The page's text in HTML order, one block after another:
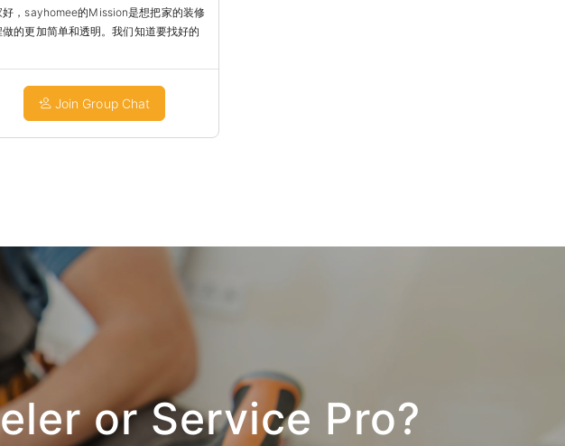
好，sayhomee的Mission是想把家的装修
做的更加简单和透明。我们知道要找好的
筛选出了一些很好的师傅放上平台。我们
慢的把装修的种类分清楚以及流程化，并
可以网上支付。我们建群的目的主要是想
大家对装修的痛点，并且可以互相推荐好
Join Group Chat
or Service Pro?